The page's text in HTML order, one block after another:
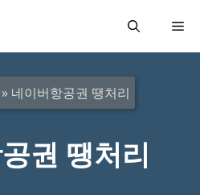
메
» 네이버항공권 땡처리
권 땡처리